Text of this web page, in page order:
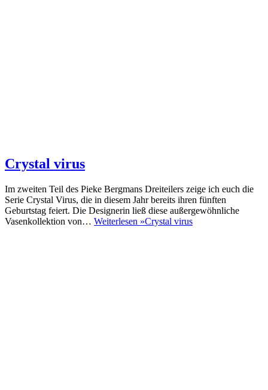
Crystal virus
Im zweiten Teil des Pieke Bergmans Dreiteilers zeige ich euch die
Serie Crystal Virus, die in diesem Jahr bereits ihren fünften
Geburtstag feiert. Die Designerin ließ diese außergewöhnliche
Vasenkollektion von… Weiterlesen »Crystal virus